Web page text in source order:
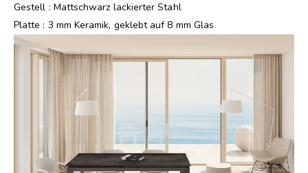
Gestell : Mattschwarz lackierter Stahl
Platte : 3 mm Keramik, geklebt auf 8 mm Glas